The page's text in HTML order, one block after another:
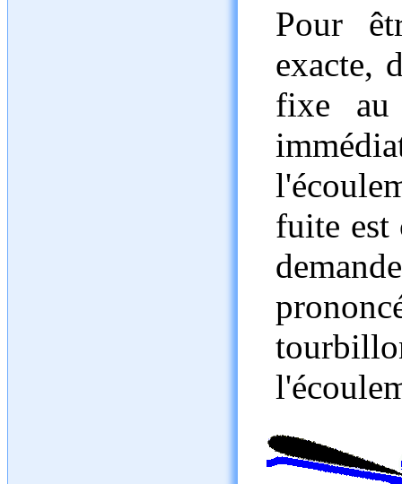
Pour
exacte,
fixe
fuite est